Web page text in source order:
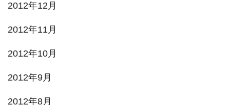
2012年12月
2012年11月
2012年10月
2012年9月
2012年8月